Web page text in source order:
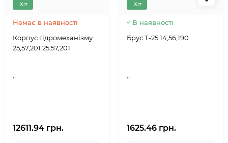
Хіт
Немає в наявності
Корпус гідромеханізму
25,57,201 25,57,201
..
12611.94 грн.
Хіт
В наявності
Брус Т-25 14,56,190
..
1625.46 грн.